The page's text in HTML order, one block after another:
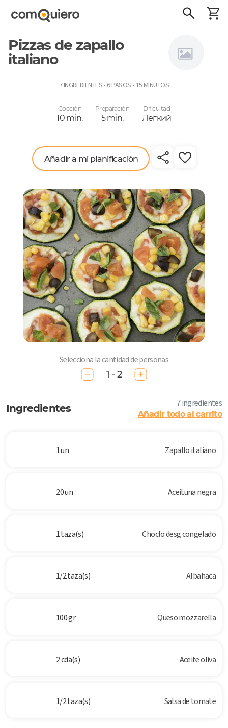
Pizzas de zapallo
italiano
7 INGREDIENTES • 6 PASOS • 15 MINUTOS
Cocción
10 min.
Preparación
5 min.
Dificultad
Легкий
Añadir a mi planificación
Selecciona la cantidad de personas
1 - 2
Ingredientes 7 ingredientes
Añadir todo al carrito
1 un Zapallo italiano
20 un Aceituna negra
1 taza(s) Choclo desg congelado
1/2 taza(s) Albahaca
100 gr Queso mozzarella
2 cda(s) Aceite oliva
1/2 taza(s) Salsa de tomate